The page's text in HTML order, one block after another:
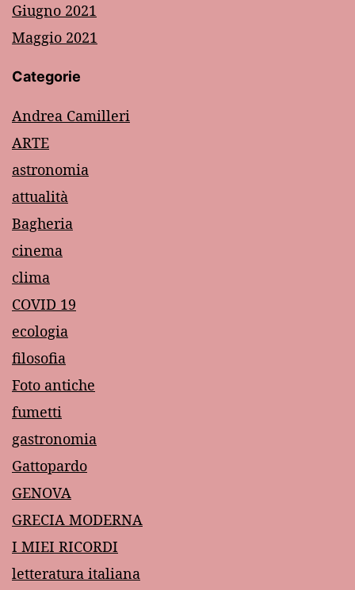
Giugno 2021
Maggio 2021
Categorie
Andrea Camilleri
ARTE
astronomia
attualità
Bagheria
cinema
clima
COVID 19
ecologia
filosofia
Foto antiche
fumetti
gastronomia
Gattopardo
GENOVA
GRECIA MODERNA
I MIEI RICORDI
letteratura italiana